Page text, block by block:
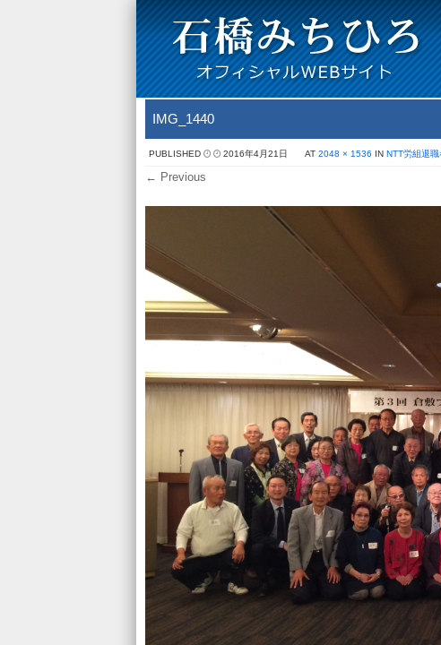
IMG_1440
PUBLISHED 2016年4月21日 AT 2048 × 1536 IN NTT労組退
← Previous